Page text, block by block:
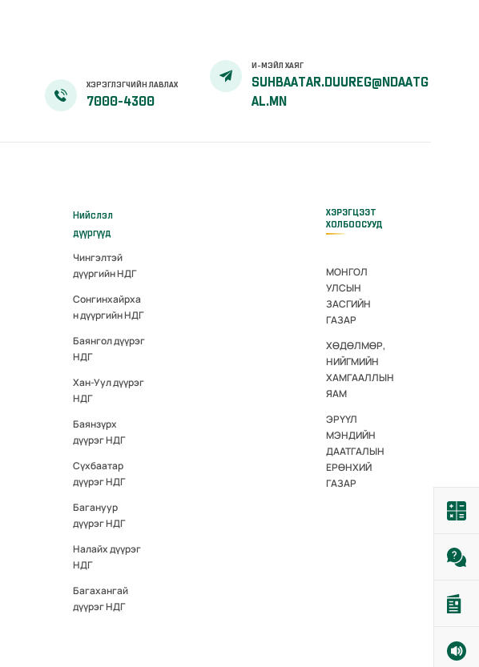
ХЭРЭГЛЭГЧИЙН ЛАВЛАХ
7000-4300
И-МЭЙЛ ХАЯГ
SUHBAATAR.DUUREG@NDAATG
AL.MN
Нийслэл
дүүргүүд
Чингэлтэй
дүүргийн НДГ
Сонгинхайрха
н дүүргийн НДГ
Баянгол дүүрэг
НДГ
Хан-Уул дүүрэг
НДГ
Баянзүрх
дүүрэг НДГ
Сүхбаатар
дүүрэг НДГ
Багануур
дүүрэг НДГ
Налайх дүүрэг
НДГ
Багахангай
дүүрэг НДГ
ХЭРЭГЦЭЭТ
ХОЛБООСУУД
МОНГОЛ
УЛСЫН
ЗАСГИЙН
ГАЗАР
ХӨДӨЛМӨР,
НИЙГМИЙН
ХАМГААЛЛЫН
ЯАМ
ЭРҮҮЛ
МЭНДИЙН
ДААТГАЛЫН
ЕРӨНХИЙ
ГАЗАР